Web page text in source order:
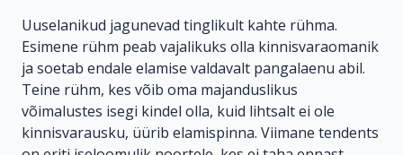
Uuselanikud jagunevad tinglikult kahte rühma.
Esimene rühm peab vajalikuks olla kinnisvaraomanik
ja soetab endale elamise valdavalt pangalaenu abil.
Teine rühm, kes võib oma majanduslikus
võimalustes isegi kindel olla, kuid lihtsalt ei ole
kinnisvarausku, üürib elamispinna. Viimane tendents